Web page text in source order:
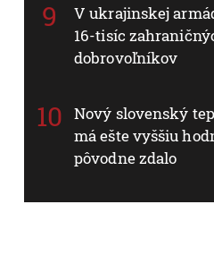
V ukrajinskej
16-tisíc
dobrovoľníkov
Nový slovenský
má ešte vyššiu
pôvodne zdalo